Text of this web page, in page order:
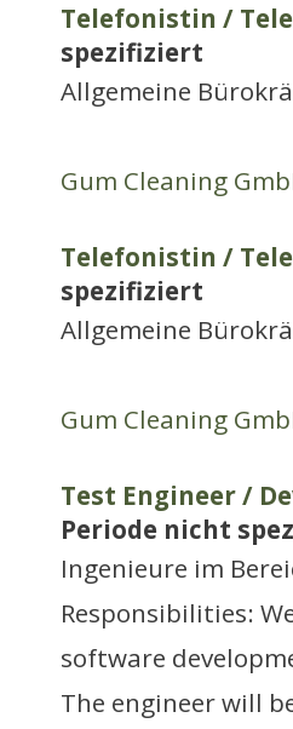
Telefonistin /
spezifiziert
Allgemeine
Gum Cleaning
Telefonistin /
spezifiziert
Allgemeine
Gum Cleaning
Test Engineer /
Periode nicht
Ingenieure im
Responsibilities:
software
The engineer will